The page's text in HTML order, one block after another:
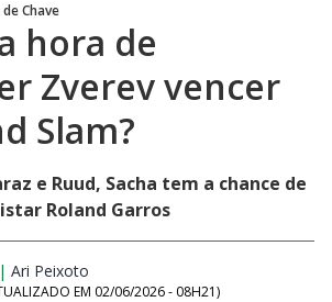
Chave
hora de
Zverev vencer
Slam?
e Ruud, Sacha tem a chance de
Roland Garros
| Ari Peixoto
EM 02/06/2026 - 08H21)